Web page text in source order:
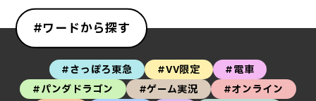
#ワードから探す
#さっぽろ東急 #VV限定
#電車
#パンダドラゴン
#ゲーム実況
#オンライン